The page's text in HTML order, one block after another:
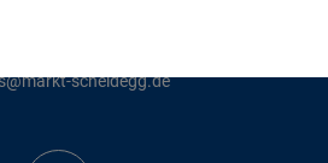
scheidegg.de